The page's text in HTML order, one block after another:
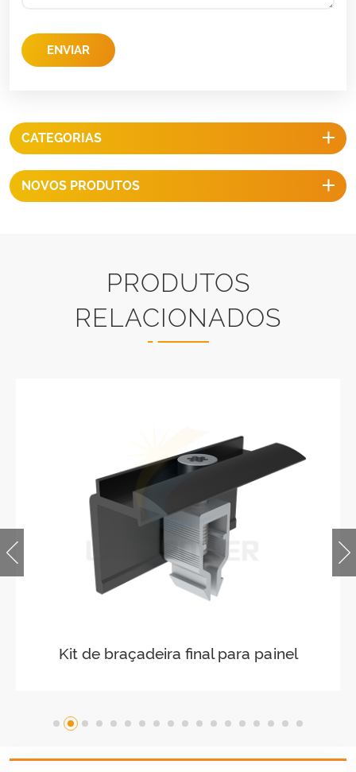
ENVIAR
CATEGORIAS
NOVOS PRODUTOS
PRODUTOS
RELACIONADOS
Braçadeira média solar fácil